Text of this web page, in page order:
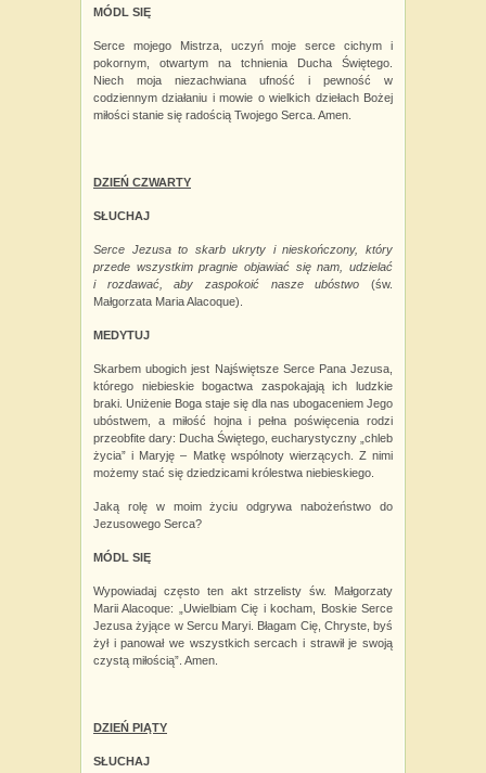
MÓDL SIĘ
Serce mojego Mistrza, uczyń moje serce cichym i
pokornym, otwartym na tchnienia Ducha Świętego.
Niech moja niezachwiana ufność i
pewność w
codziennym działaniu i mowie o wielkich dziełach Bożej
miłości stanie się radością Twojego Serca. Amen.
DZIEŃ CZWARTY
SŁUCHAJ
Serce Jezusa to skarb ukryty i nieskończony, który
przede wszystkim pragnie objawiać się nam, udzielać
i
rozdawać, aby zaspokoić nasze ubóstwo (św.
Małgorzata Maria Alacoque).
MEDYTUJ
Skarbem ubogich jest Najświętsze Serce Pana Jezusa,
którego niebieskie bogactwa zaspokajają ich ludzkie
braki. Uniżenie Boga staje się dla nas ubogaceniem Jego
ubóstwem, a miłość hojna i pełna poświęcenia rodzi
przeobfite dary: Ducha Świętego, eucharystyczny „chleb
życia” i Maryję – Matkę wspólnoty wierzących. Z nimi
możemy stać się dziedzicami królestwa niebieskiego.
Jaką rolę w moim życiu odgrywa nabożeństwo do
Jezusowego Serca?
MÓDL SIĘ
Wypowiadaj często ten akt strzelisty św. Małgorzaty
Marii Alacoque: „Uwielbiam Cię i kocham, Boskie Serce
Jezusa żyjące w Sercu Maryi. Błagam Cię, Chryste, byś
żył i panował we wszystkich sercach i strawił je swoją
czystą miłością”. Amen.
DZIEŃ PIĄTY
SŁUCHAJ